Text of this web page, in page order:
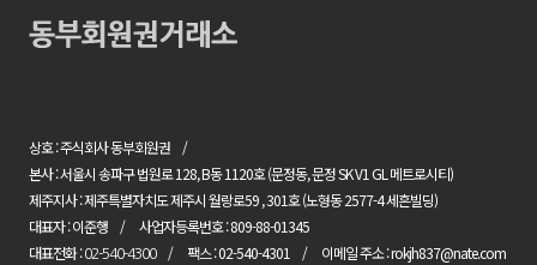
상호 : 주식회사 동부회원권
본사 : 서울시 송파구 법원로 128, B동 1120호 (문정동, 문정 SK V1 GL 메트로시티)
제주지사 : 제주특별자치도 제주시 월랑로59 , 301호 (노형동 2577-4 세흔빌딩)
대표자 : 이준행
사업자등록번호 : 809-88-01345
대표전화 :02-540-4300 팩스 : 02-540-4301 이메일 주소 : rokjh837@nate.com